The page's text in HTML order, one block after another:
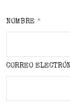
NOMBRE *
CORREO